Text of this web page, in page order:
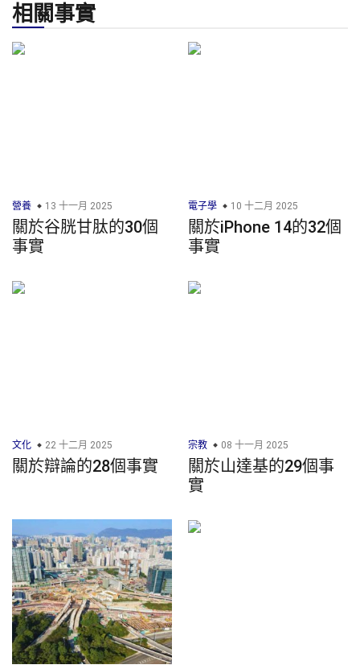
相關事實
營養 13 十一月 2025
關於谷胱甘肽的30個
事實
電子學 10 十二月 2025
關於iPhone 14的32個
事實
文化 22 十二月 2025
關於辯論的28個事實
宗教 08 十一月 2025
關於山達基的29個事
實